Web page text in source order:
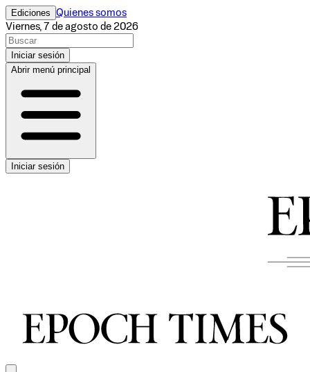
Ediciones Quienes somos
Viernes, 7 de agosto de 2026
Iniciar sesión
Abrir menú principal
Iniciar sesión